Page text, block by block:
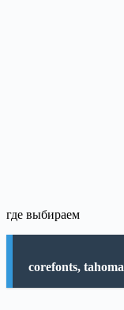
где выбираем
corefonts, tahoma